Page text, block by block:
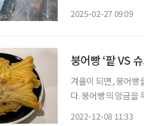
2025-02-27 09:09
붕어빵 ‘팥 VS
겨울이 되면, 붕어빵
다. 붕어빵의 앙금을
2022-12-08 11:33